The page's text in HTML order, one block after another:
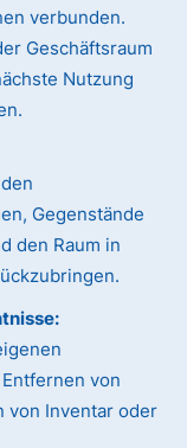
verbunden.
Geschäftsraum
Nutzung
Gegenstände
den Raum in
von
von Inventar oder